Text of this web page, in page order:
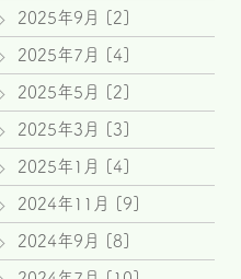
2025年9月 [2]
2025年7月 [4]
2025年5月 [2]
2025年3月 [3]
2025年1月 [4]
2024年11月 [9]
2024年9月 [8]